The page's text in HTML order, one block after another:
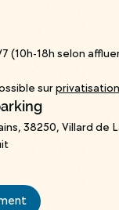
(10h-18h selon
surprivatisation
38250, Villard de